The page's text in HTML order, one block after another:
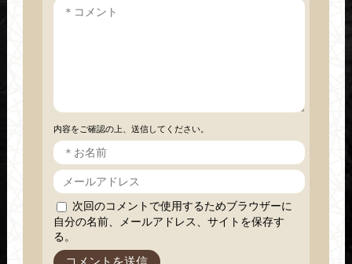
内容をご確認の上、送信してください。
次回のコメントで使用するためブラウザーに
自分の名前、メールアドレス、サイトを保存す
る。